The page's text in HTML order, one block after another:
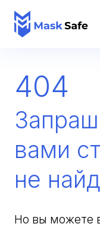
404
вами
не
Но вы можете